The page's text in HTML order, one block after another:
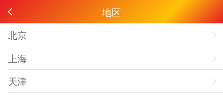
地区
北京
上海
天津